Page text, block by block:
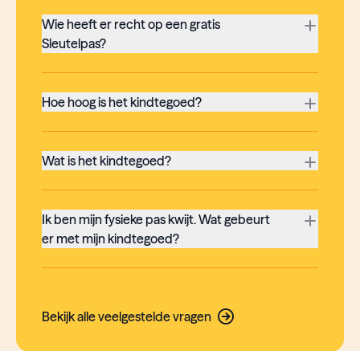
Wie heeft er recht op een gratis
Sleutelpas?
Hoe hoog is het kindtegoed?
Wat is het kindtegoed?
Ik ben mijn fysieke pas kwijt. Wat gebeurt
er met mijn kindtegoed?
Bekijk alle veelgestelde vragen